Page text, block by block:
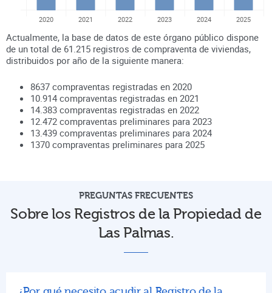
2020 2021 2022 2023 2024 2025
Actualmente, la base de datos de este órgano público dispone
de un total de 61.215 registros de compraventa de viviendas,
distribuidos por año de la siguiente manera:
8637 compraventas registradas en 2020
10.914 compraventas registradas en 2021
14.383 compraventas registradas en 2022
12.472 compraventas preliminares para 2023
13.439 compraventas preliminares para 2024
1370 compraventas preliminares para 2025
PREGUNTAS FRECUENTES
Sobre los Registros de la Propiedad de
Las Palmas.